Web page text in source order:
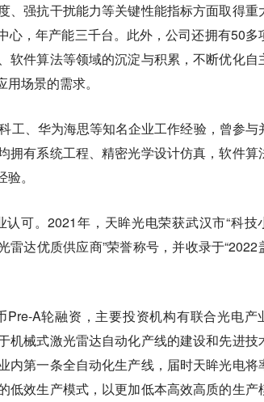
、强抗干扰能力等关键性能指标方面取得重
，年产能三千台。此外，公司还拥有50多
软件算法等领域的沉淀与积累，不断优化自
场景的需求。
工、华为海思等知名企业工作经验，曾参与
有系统工程、精密光学设计仿真，软件算
。
可。2021年，天眸光电荣获武汉市“科技
雷达优质供应商”荣誉称号，并收录于“2022
A轮融资，主要投资机构有联合光电产
机械式激光雷达自动化产线的建设和先进技
内第一条全自动化生产线，届时天眸光电将
低效生产模式，以更加低本高效高质的生产